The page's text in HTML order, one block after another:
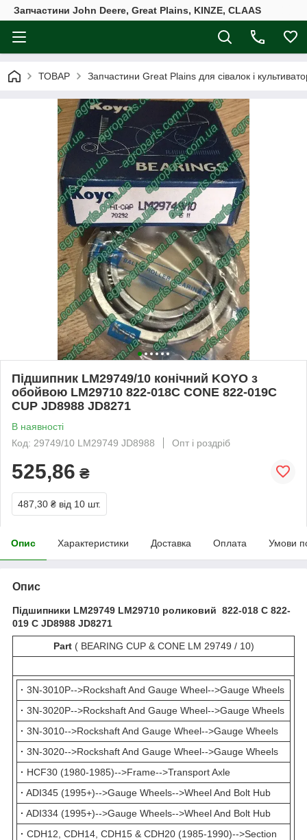
Запчастини John Deere, Great Plains, KINZE, CLAAS
ТОВАР Запчастини Great Plains для сівалок і
Підшипник LM29749/10 конічний KOYO з
обойвою LM29710 822-018С CONE 822-019C
CUP JD8988 JD8271
В наявності
Код: 29749/10 LM29749 JD8988
Опт і роздріб
525,86 ₴
487,30 ₴ від 10 шт.
Опис Характеристики Доставка Оплата Умови
Опис
Підшипники LM29749 LM29710 роликовий 822-018 C 822-
019 C JD8988 JD8271
Part ( BEARING CUP & CONE LM 29749 / 10)
· 3N-3010P-->Rockshaft And Gauge Wheel-->Gauge Wheels
· 3N-3020P-->Rockshaft And Gauge Wheel-->Gauge Wheels
· 3N-3010-->Rockshaft And Gauge Wheel-->Gauge Wheels
· 3N-3020-->Rockshaft And Gauge Wheel-->Gauge Wheels
· HCF30 (1980-1985)-->Frame-->Transport Axle
· ADI345 (1995+)-->Gauge Wheels-->Wheel And Bolt Hub
· ADI334 (1995+)-->Gauge Wheels-->Wheel And Bolt Hub
· CDH12, CDH14, CDH15 & CDH20 (1985-1990)-->Section